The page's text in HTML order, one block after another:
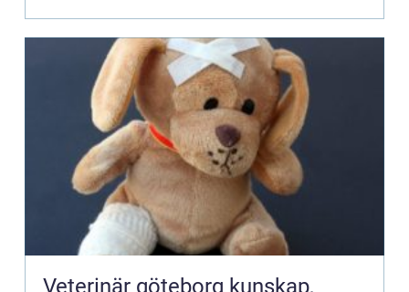
Veterinär göteborg kunskap,